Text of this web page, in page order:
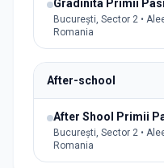
Gradinita Primii Pasi
București, Sector 2 •
Romania
After-school
After Shool Primii
București, Sector 2 •
Romania